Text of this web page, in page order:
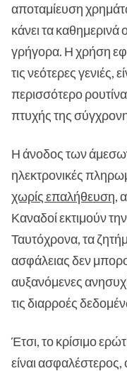
αποταμίευση
κάνει τα καθημερινά
γρήγορα. Η χρήση
τις νεότερες γενιές,
περισσότερο
πτυχής της
Η άνοδος των
ηλεκτρονικές
χωρίς επαλήθευση,
Καναδοί εκτιμούν
Ταυτόχρονα, τα
ασφάλειας δεν
αυξανόμενες
τις διαρροές
Έτσι, το κρίσιμο
είναι